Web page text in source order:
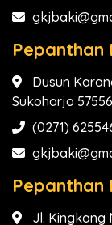
Pepanthan
Dusun
Sukoharjo 57556
(0271)
Pepanthan
Jl. Kingkang